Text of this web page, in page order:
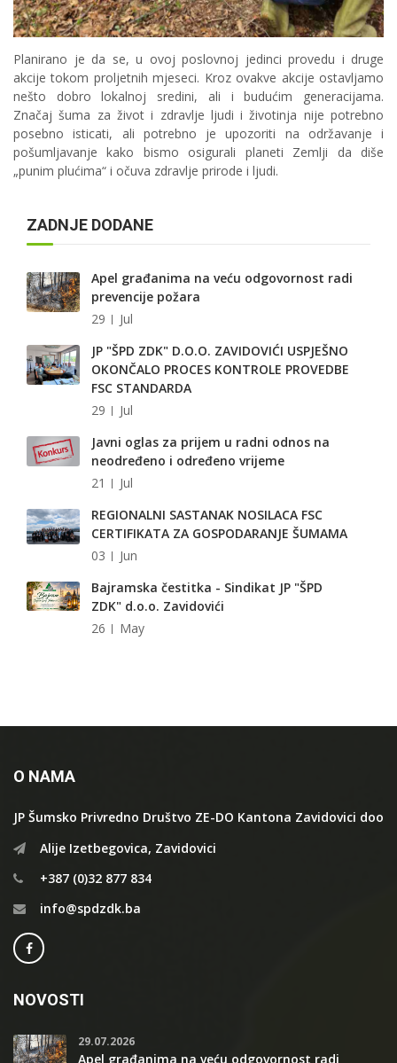
Planirano je da se, u ovoj poslovnoj jedinci provedu i druge
akcije tokom proljetnih mjeseci. Kroz ovakve akcije ostavljamo
nešto dobro lokalnoj sredini, ali i budućim generacijama.
Značaj šuma za život i zdravlje ljudi i životinja nije potrebno
posebno isticati, ali potrebno je upozoriti na održavanje i
pošumljavanje kako bismo osigurali planeti Zemlji da diše
„punim plućima“ i očuva zdravlje prirode i ljudi.
ZADNJE DODANE
Apel građanima na veću odgovornost radi
prevencije požara
29
Jul
JP "ŠPD ZDK" D.O.O. ZAVIDOVIĆI USPJEŠNO
OKONČALO PROCES KONTROLE PROVEDBE
FSC STANDARDA
29
Jul
Javni oglas za prijem u radni odnos na
neodređeno i određeno vrijeme
21
Jul
REGIONALNI SASTANAK NOSILACA FSC
CERTIFIKATA ZA GOSPODARANJE ŠUMAMA
03
Jun
Bajramska čestitka - Sindikat JP "ŠPD
ZDK" d.o.o. Zavidovići
26
May
O NAMA
JP Šumsko Privredno Društvo ZE-DO Kantona Zavidovici doo
Alije Izetbegovica, Zavidovici
+387 (0)32 877 834
info@spdzdk.ba
NOVOSTI
29.07.2026
Apel građanima na veću odgovornost radi